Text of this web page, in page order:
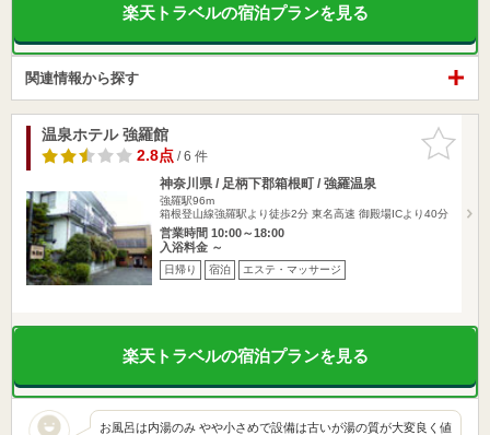
楽天トラベルの宿泊プランを見る
関連情報から探す
お気に入
りに追加
温泉ホテル 強羅館
2.8点/ 6 件
神奈川県 / 足柄下郡箱根町 / 強羅温泉
強羅駅96m
箱根登山線強羅駅より徒歩2分 東名高速 御殿場ICより40分
営業時間 10:00～18:00
入浴料金 ～
日帰り 宿泊 エステ・マッサージ
楽天トラベルの宿泊プランを見る
お風呂は内湯のみ やや小さめで設備は古いが湯の質が大変良く値